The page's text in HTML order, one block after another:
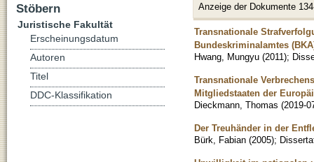
Anzeige der Dokumente
Transnationale
Bundeskriminalamtes
Hwang, Mungyu (2011);
Transnationale
Mitgliedstaaten der
Dieckmann, Thomas (2019-
Der Treuhänder in der
Bürk, Fabian (2005);
Stöbern
Juristische Fakultät
Erscheinungsdatum
Autoren
Titel
DDC-Klassifikation